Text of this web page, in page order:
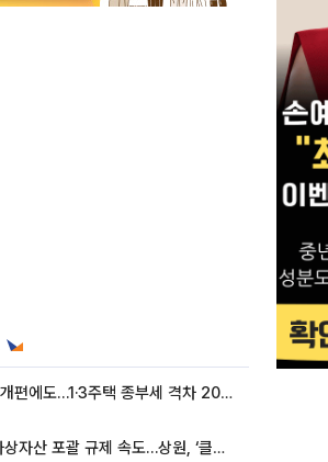
종부세 개편에도…1·3주택 종부세 격차 2028년부터 확대
미국, 가상자산 포괄 규제 속도…상원, ‘클래리티법’ 9월 절차투표 추진